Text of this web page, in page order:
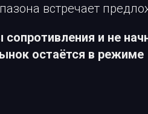
встречает
и не
остаётся в режиме